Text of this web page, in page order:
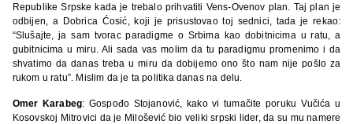
Republike Srpske kada je trebalo prihvatiti Vens-Ovenov plan. Taj plan je
odbijen, a Dobrica Ćosić, koji je prisustovao toj sednici, tada je rekao:
“Slušajte, ja sam tvorac paradigme o Srbima kao dobitnicima u ratu, a
gubitnicima u miru. Ali sada vas molim da tu paradigmu promenimo i da
shvatimo da danas treba u miru da dobijemo ono što nam nije pošlo za
rukom u ratu”. Mislim da je ta politika danas na delu.
Omer Karabeg: Gospođo Stojanović, kako vi tumačite poruku Vučića u
Kosovskoj Mitrovici da je Milošević bio veliki srpski lider, da su mu namere